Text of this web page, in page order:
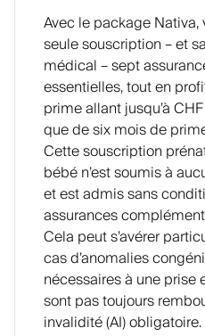
com
me
l’ostéo
poros
e ou
favori
ser
certai
nes
migrai
nes.
ître
ces
signa
ux
atypiq
ues.
Avec le package
seule souscription – et
médical – sept
essentielles, tout en
prime allant jusqu’à
que de six mois de
Cette souscription
bébé n’est soumis à
et est admis sans
assurances
Cela peut s’avérer
cas d’anomalies
nécessaires à une
sont pas toujours
invalidité (AI) obligatoire.